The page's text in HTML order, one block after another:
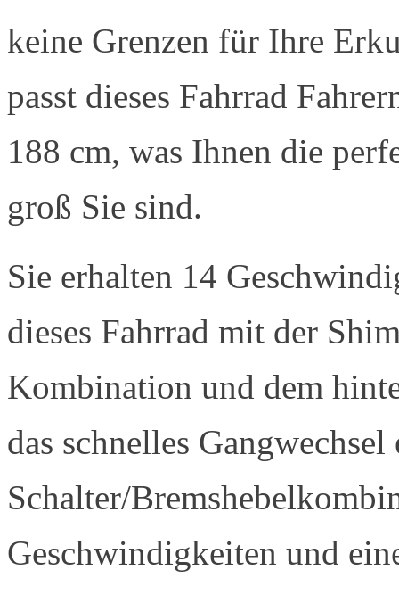
keine Grenzen für Ihre
passt dieses Fahrrad
188 cm, was Ihnen die
groß Sie sind.
Sie erhalten 14
dieses Fahrrad mit der
Kombination und dem
das schnelles
Schalter/
Geschwindigkeiten und